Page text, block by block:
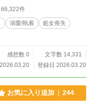
66,322件
溺愛/執着
処女喪失
感想数 0
文字数 14,331
登録日 2026.03.20
お気に入り追加 244